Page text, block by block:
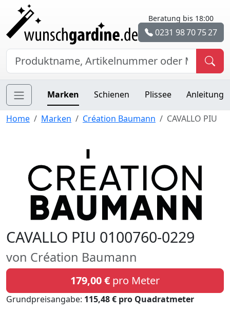
Beratung bis 18:00
0231 98 70 75 27
Marken Schienen Plissee Anleitung
Home Marken Création Baumann CAVALLO PIU
CAVALLO PIU 0100760-0229
von Création Baumann
179,00 € pro Meter
Grundpreisangabe: 115,48 € pro Quadratmeter